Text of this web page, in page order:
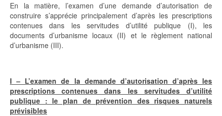
En la matière, l’examen d’une demande d’autorisation de
construire s’apprécie principalement d’après les prescriptions
contenues dans les servitudes d’utilité publique (I), les
documents d’urbanisme locaux (II) et le règlement national
d’urbanisme (III).
I – L’examen de la demande d’autorisation d’après les
prescriptions contenues dans les servitudes d’utilité
publique : le plan de prévention des risques naturels
prévisibles